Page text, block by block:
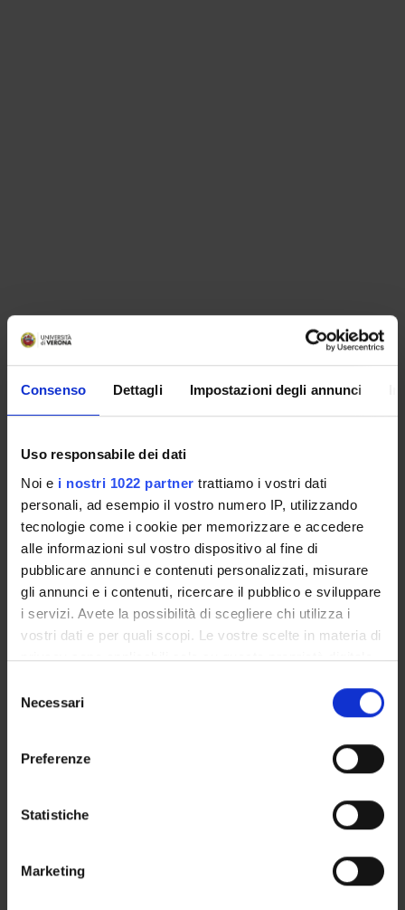
Consenso Dettagli Impostazioni degli annunci
Uso responsabile dei dati
Noi e i nostri 1022 partner trattiamo i vostri dati
personali, ad esempio il vostro numero IP, utilizzando
tecnologie come i cookie per memorizzare e accedere
alle informazioni sul vostro dispositivo al fine di
pubblicare annunci e contenuti personalizzati, misurare
gli annunci e i contenuti, ricercare il pubblico e sviluppare
i servizi. Avete la possibilità di scegliere chi utilizza i
vostri dati e per quali scopi. Le vostre scelte in materia di
privacy sono applicabili solo su questa proprietà digitale
modificare o revocare il proprio consenso in qualsiasi
momento dalla Dichiarazione sui cookie o facendo clic
raccogliere informazioni sulla tua posizione
geografica, con un'approssimazione di qualche
Identificare il tuo dispositivo, scansionandolo
delNecessari
Preferenze
Statistiche
Marketing
ORGANISATION
DEPARTMENT ADMINISTRATION OFFICES
STUDENT ADMINISTRATION OFFICES
DEPARTMENT FACILITIES
RESEARCH LABORATORIES
RESEARCH CENTRES